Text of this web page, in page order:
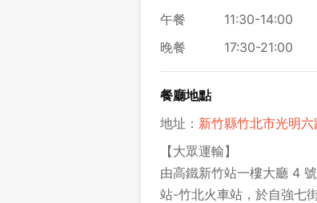
午餐
11:30-14:00
晚餐
17:30-21:00
餐廳地點
地址： 新竹縣竹北市光明
【大眾運輸】
由高鐵新竹站一樓大廳 4
站-竹北火車站，於自強七